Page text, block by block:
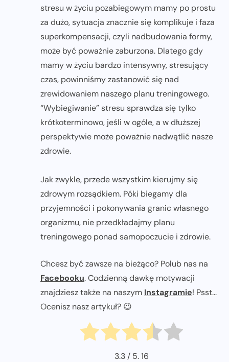
stresu w życiu pozabiegowym mamy po prostu
za dużo, sytuacja znacznie się komplikuje i faza
superkompensacji, czyli nadbudowania formy,
może być poważnie zaburzona. Dlatego gdy
mamy w życiu bardzo intensywny, stresujący
czas, powinniśmy zastanowić się nad
zrewidowaniem naszego planu treningowego.
“Wybiegiwanie” stresu sprawdza się tylko
krótkoterminowo, jeśli w ogóle, a w dłuższej
perspektywie może poważnie nadwątlić nasze
zdrowie.
Jak zwykle, przede wszystkim kierujmy się
zdrowym rozsądkiem. Póki biegamy dla
przyjemności i pokonywania granic własnego
organizmu, nie przedkładajmy planu
treningowego ponad samopoczucie i zdrowie.
Chcesz być zawsze na bieżąco? Polub nas na
Facebooku. Codzienną dawkę motywacji
znajdziesz także na naszym Instagramie! Psst...
Ocenisz nasz artykuł? 😉
3.3 / 5.16